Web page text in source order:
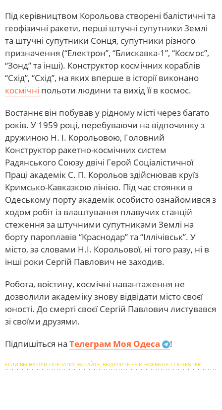
Під керівництвом Корольова створені балістичні та
геофізичні ракети, перші штучні супутники Землі
та штучні супутники Сонця, супутники різного
призначення (“Електрон”, “Блискавка-1”, “Космос”,
“Зонд” та інші). Конструктор космічних кораблів
“Схід”, “Схід”, на яких вперше в історії виконано
космічні польоти людини та вихід її в космос.
Востаннє він побував у рідному місті через багато
років. У 1959 році, перебуваючи на відпочинку з
дружиною Н. І. Корольовою, Головний
Конструктор ракетно-космічних систем
Радянського Союзу двічі Герой Соціалістичної
Праці академік С. П. Корольов здійснював круїз
Кримсько-Кавказкою лінією. Під час стоянки в
Одеському порту академік особисто ознайомився з
ходом робіт із влаштування плавучих станцій
стеження за штучними супутниками Землі на
борту пароплавів “Краснодар” та “Іллічівськ”. У
місто, за словами Н.І. Корольової, ні того разу, ні в
інші роки Сергій Павлович не заходив.
Робота, воістину, космічні навантаження не
дозволили академіку знову відвідати місто своєї
юності. До смерті своєї Сергій Павлович листувався
зі своїми друзями.
Підпишіться на Телеграм Моя Одеса !
ЕСЛИ ВЫ НАШЛИ ОПЕЧАТКУ НА САЙТЕ, ВЫДЕЛИТЕ ЕЕ И НАЖМИТЕ CTRL+ENTER